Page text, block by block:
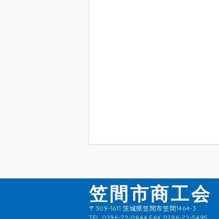
笠間市商工会
〒309-1611 茨城県笠間市笠間1464-3